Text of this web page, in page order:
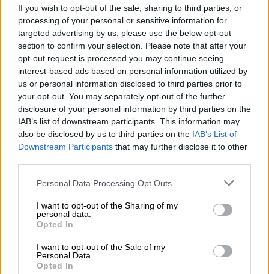
If you wish to opt-out of the sale, sharing to third parties, or
processing of your personal or sensitive information for
targeted advertising by us, please use the below opt-out
section to confirm your selection. Please note that after your
opt-out request is processed you may continue seeing
interest-based ads based on personal information utilized by
us or personal information disclosed to third parties prior to
your opt-out. You may separately opt-out of the further
disclosure of your personal information by third parties on the
IAB’s list of downstream participants. This information may
also be disclosed by us to third parties on the IAB’s List of
Downstream Participants that may further disclose it to other
Personal Data Processing Opt Outs
I want to opt-out of the Sharing of my
personal data.
Opted In
I want to opt-out of the Sale of my
Personal Data.
Opted In
Μιχάλης Τάτσης, Insurance & Healthcare Analyst, διευθυντής
Επιχειρηματικής Ανάπτυξης Ομίλου HHG
06.08.2026
Όταν η επόμενη μέρα είναι στάχτη, τι θα πει ο Ασφαλιστικός
Διαμεσολαβητής στον πελάτη κλάδου υγείας;
06.08.2026
Kavita Patel - PhARMA Innovation Forum: Ένα στα πέντε
καινοτόμα φάρμακα φτάνει τελικά στην Ελλάδα
06.08.2026
Ευρώπη: Μπορεί η κλιματική αλλαγή να οδηγήσει σε
ενεργειακή κρίση;
06.08.2026
Στέλιος Λιανός – INTERAMERICAN / Αθηναϊκή Γενική Κλινική